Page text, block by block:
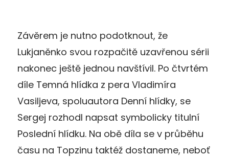
Závěrem je nutno podotknout, že
Lukjaněnko svou rozpačitě uzavřenou sérii
nakonec ještě jednou navštívil. Po čtvrtém
díle Temná hlídka z pera Vladimíra
Vasiljeva, spoluautora Denní hlídky, se
Sergej rozhodl napsat symbolicky titulní
Poslední hlídku. Na obě díla se v průběhu
času na Topzinu taktéž dostaneme, neboť